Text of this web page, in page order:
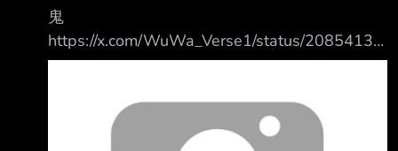
鬼
https://x.com/WuWa_Verse1/status/20854133
48875882674
有自己的鋼彈了嗎 ?!世一火C!? 手辦也該一起推
出了吧 之前預告的小愛機甲手辦也等好久了 --